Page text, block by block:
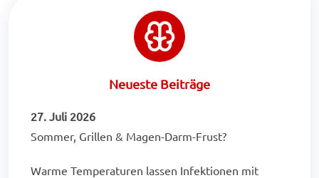
Neueste Beiträge
27. Juli 2026
Sommer, Grillen & Magen-Darm-Frust?
Warme Temperaturen lassen Infektionen mit